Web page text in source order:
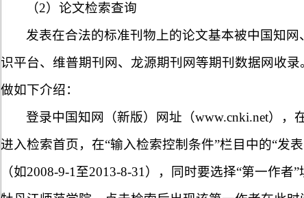
（2）论文检索查询
发表在合法的标准刊物上的论文基本被中国知
识平台、维普期刊网、龙源期刊网等期刊数据网收
做如下介绍：
登录中国知网（新版）网址（www.cnki.net），
进入检索首页，在“输入检索控制条件”栏目中的“发
（如2008-9-1至2013-8-31），同时要选择“第一作者